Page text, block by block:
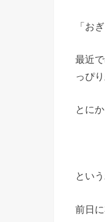
「お
最近
っぴ
とに
とい
前日